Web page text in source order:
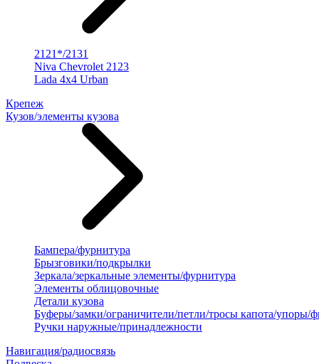
2121*/2131
Niva Chevrolet 2123
Lada 4x4 Urban
Крепеж
Кузов/элементы кузова
Бампера/фурнитура
Брызговики/подкрылки
Зеркала/зеркальные элементы/фурнитура
Элементы облицовочные
Детали кузова
Буферы/замки/ограничители/петли/тросы капота/упоры/
Ручки наружные/принадлежности
Навигация/радиосвязь